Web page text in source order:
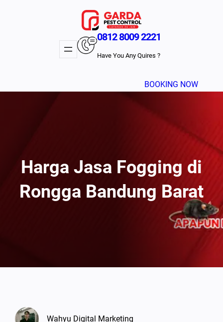
0812 8009 2221
Have You Any Quires ?
BOOKING NOW
Harga Jasa Fogging di
Rongga Bandung Barat
Wahyu Digital Marketing